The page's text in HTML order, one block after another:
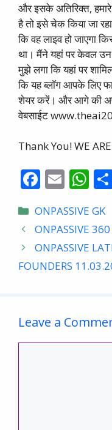
और इसके अतिरिक्त,
है तो इसे चेक किया जा
कि वह लाइव हो जाएगा
था। मैंने यहां पर केवल उन
मुझे लगा कि यहां पर
कि यह ब्लाॅग आपके लिए
शेयर करें। और आगे की
वेबसाईट
Thank You! WE
F
ac
e
b
o
o
E
m
ai
l
W
h
at
s
A
p
Categories
ONPASSIVE GK
ONPASSIVE
ONPASSIVE
FOUNDERS
Leave a